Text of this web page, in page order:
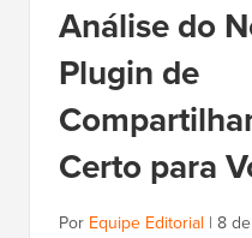
Análise do
Plugin de
Certo para
Por Equipe Editorial | 8